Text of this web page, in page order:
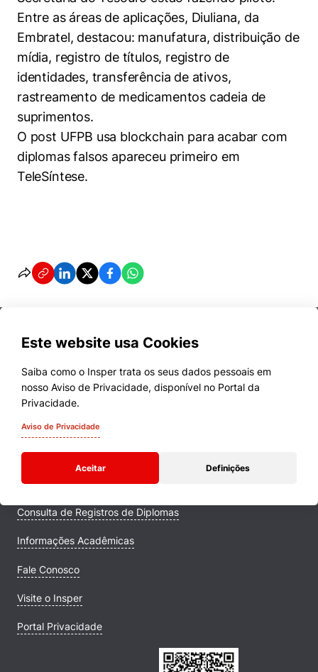
Entre as áreas de aplicações, Diuliana, da
Embratel, destacou: manufatura, distribuição de
mídia, registro de títulos, registro de
identidades, transferência de ativos,
rastreamento de medicamentos cadeia de
suprimentos.
O post UFPB usa blockchain para acabar com
diplomas falsos apareceu primeiro em
TeleSíntese.
Este website usa Cookies
Saiba como o Insper trata os seus dados pessoais em
nosso Aviso de Privacidade, disponível no Portal da
Privacidade.
Aviso de Privacidade
Aceitar Definições
Cursos
Quem Somos
Comunidade Transforme
Campus
Consulta de Registros de Diplomas
Informações Acadêmicas
Fale Conosco
Visite o Insper
Portal Privacidade